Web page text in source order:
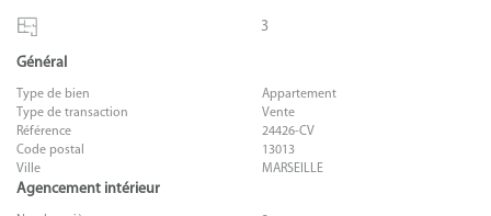
3
Général
Type de bien
Appartement
Type de transaction
Vente
Référence
24426-CV
Code postal
13013
Ville
MARSEILLE
Agencement intérieur